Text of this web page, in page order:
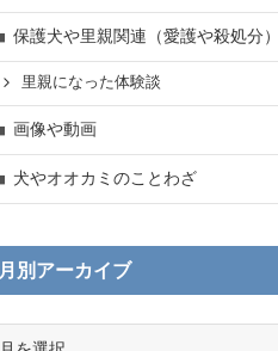
保護犬や里親関連（愛護や殺処分）
里親になった体験談
画像や動画
犬やオオカミのことわざ
月別アーカイブ